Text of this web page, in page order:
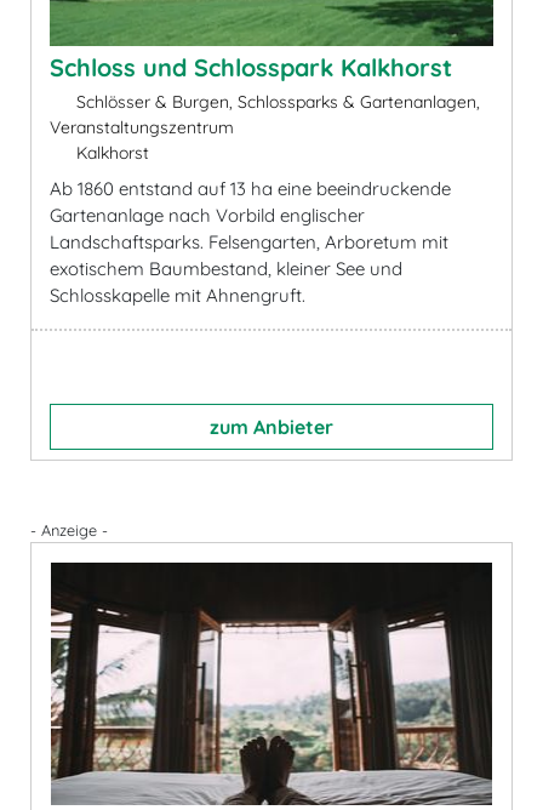
Schloss und Schlosspark Kalkhorst
Schlösser & Burgen, Schlossparks & Gartenanlagen,
Veranstaltungszentrum
Kalkhorst
Ab 1860 entstand auf 13 ha eine beeindruckende
Gartenanlage nach Vorbild englischer
Landschaftsparks. Felsengarten, Arboretum mit
exotischem Baumbestand, kleiner See und
Schlosskapelle mit Ahnengruft.
zum Anbieter
- Anzeige -